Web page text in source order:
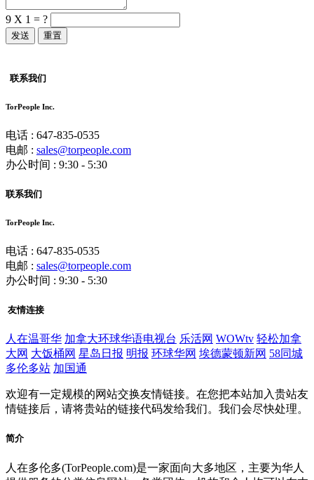
9 X 1 = ?
重置
联系我们
TorPeople Inc.
电话 : 647-835-0535
电邮 : sales@torpeople.com
办公时间 : 9:30 - 5:30
联系我们
TorPeople Inc.
电话 : 647-835-0535
电邮 : sales@torpeople.com
办公时间 : 9:30 - 5:30
友情连接
人在温哥华 加拿大环球华语电视台 乐活网 WOWtv 轻松加拿
大网 大饭桶网 星岛日报 明报 环球华网 埃德蒙顿新网 58同城
多伦多站 加国通
欢迎有一定规模的网站交换友情链接。在您把本站加入贵站友
情链接后，请将贵站的链接代码发给我们。我们会尽快处理。
简介
人在多伦多(TorPeople.com)是一家面向大多地区，主要为华人